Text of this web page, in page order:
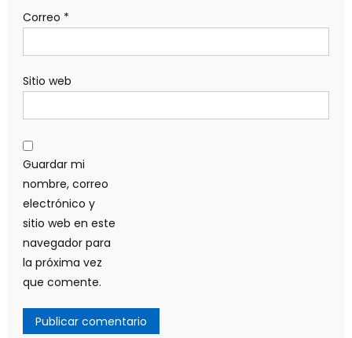
Correo *
Sitio web
Guardar mi
nombre, correo
electrónico y
sitio web en este
navegador para
la próxima vez
que comente.